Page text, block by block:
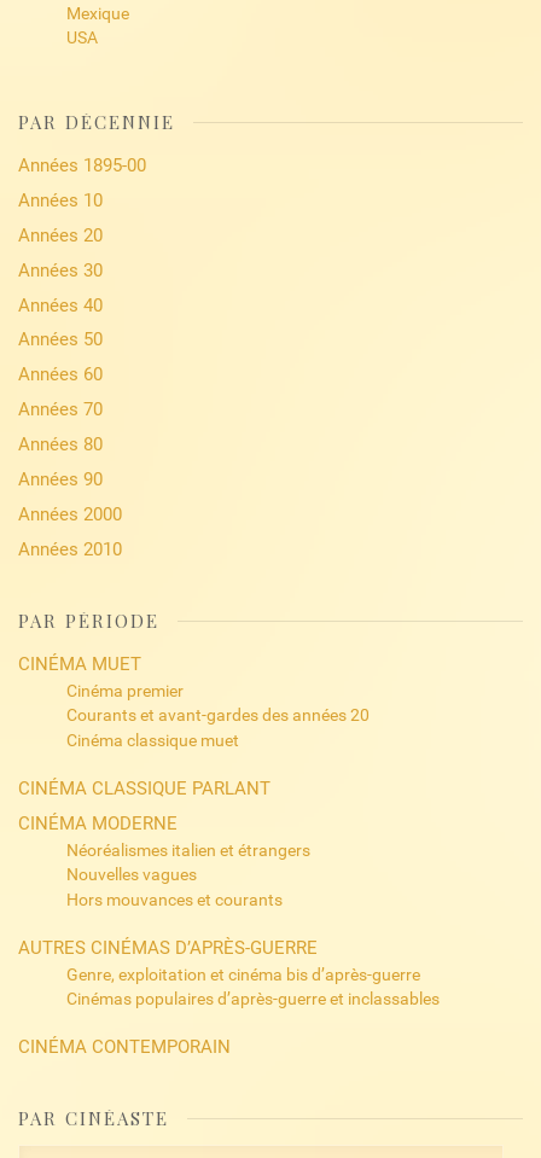
Mexique
USA
PAR DÉCENNIE
Années 1895-00
Années 10
Années 20
Années 30
Années 40
Années 50
Années 60
Années 70
Années 80
Années 90
Années 2000
Années 2010
PAR PÉRIODE
CINÉMA MUET
Cinéma premier
Courants et avant-gardes des années 20
Cinéma classique muet
CINÉMA CLASSIQUE PARLANT
CINÉMA MODERNE
Néoréalismes italien et étrangers
Nouvelles vagues
Hors mouvances et courants
AUTRES CINÉMAS D’APRÈS-GUERRE
Genre, exploitation et cinéma bis d’après-guerre
Cinémas populaires d’après-guerre et inclassables
CINÉMA CONTEMPORAIN
PAR CINÉASTE
Rechercher :